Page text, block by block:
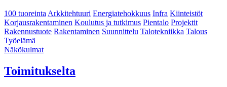
100 tuoreintaArkkitehtuuri Energiatehokkuus Infra Kiinteistöt
Korjausrakentaminen Koulutus ja tutkimus Pientalo Projektit
Rakennustuote Rakentaminen Suunnittelu Talotekniikka Talous
Työelämä
Näkökulmat
Toimitukselta